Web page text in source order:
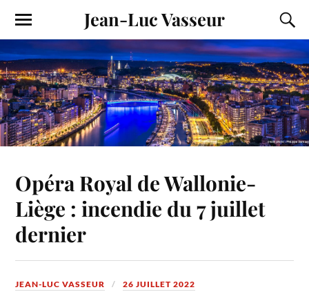
Jean-Luc Vasseur
Opéra Royal de Wallonie-
Liège : incendie du 7 juillet
dernier
JEAN-LUC VASSEUR 26 JUILLET 2022